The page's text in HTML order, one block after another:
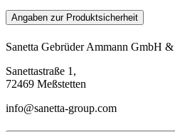
Angaben zur Produktsicherheit
Sanetta Gebrüder Ammann GmbH
Sanettastraße 1,
72469 Meßstetten
info@sanetta-group.com